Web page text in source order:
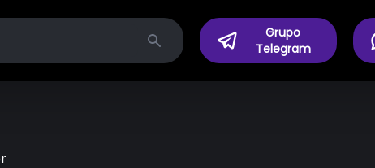
Search
Grupo
Telegram